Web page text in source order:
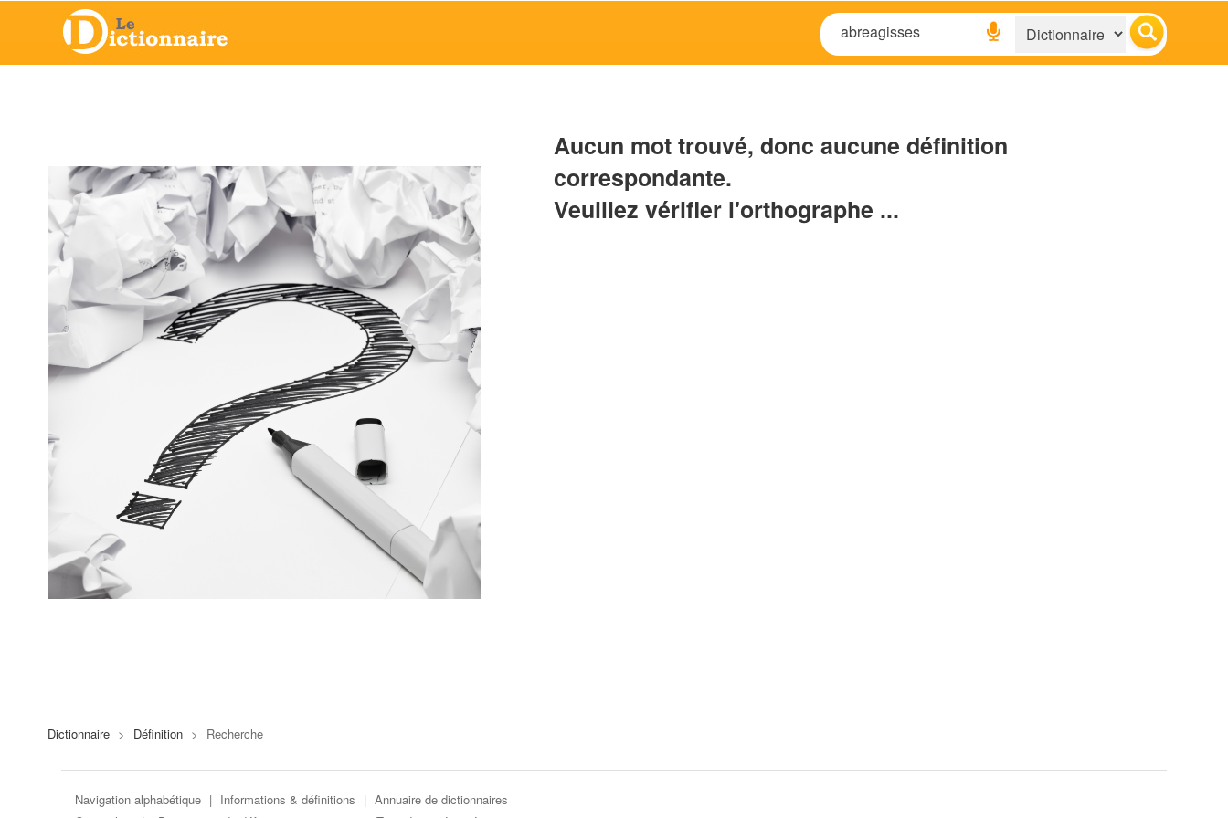
Aucun mot trouvé, donc aucune définition
correspondante.
Veuillez vérifier l'orthographe ...
Dictionnaire > Définition > Recherche
Navigation alphabétique | Informations & définitions | Annuaire de dictionnaires